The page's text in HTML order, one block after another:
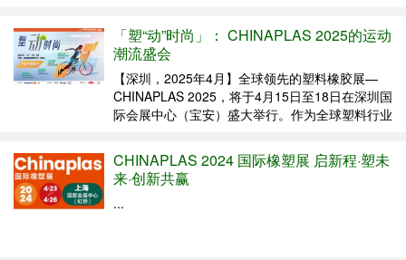
2025年4月15至18日在深圳国际会展中心（宝
安）重磅启幕。从先进材料的创新成果到智...
「塑“动”时尚」： CHINAPLAS 2025的运动
潮流盛会
【深圳，2025年4月】全球领先的塑料橡胶展—
CHINAPLAS 2025，将于4月15日至18日在深圳国
际会展中心（宝安）盛大举行。作为全球塑料行业
先进制造方案，吸引众多行业领袖、专家及企业，
共同探讨塑料科技的未来趋势。 近年来，环...
CHINAPLAS 2024 国际橡塑展 启新程·塑未
来·创新共赢
...